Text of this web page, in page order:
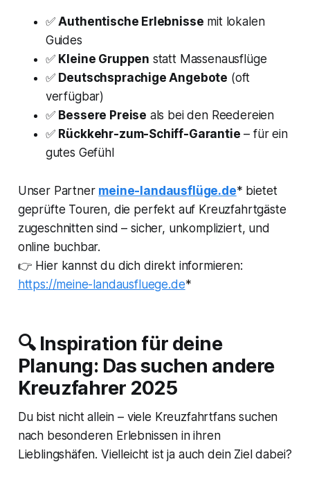
✅Authentische Erlebnisse mit lokalen
Guides
✅ Kleine Gruppen statt Massenausflüge
✅ Deutschsprachige Angebote (oft
verfügbar)
✅ Bessere Preise als bei den Reedereien
✅ Rückkehr-zum-Schiff-Garantie – für ein
gutes Gefühl
Unser Partner meine-landausflüge.de* bietet
geprüfte Touren, die perfekt auf Kreuzfahrtgäste
zugeschnitten sind – sicher, unkompliziert, und
online buchbar.
👉 Hier kannst du dich direkt informieren:
https://meine-landausfluege.de*
🔍 Inspiration für deine
Planung: Das suchen andere
Kreuzfahrer 2025
Du bist nicht allein – viele Kreuzfahrtfans suchen
nach besonderen Erlebnissen in ihren
Lieblingshäfen. Vielleicht ist ja auch dein Ziel dabei?